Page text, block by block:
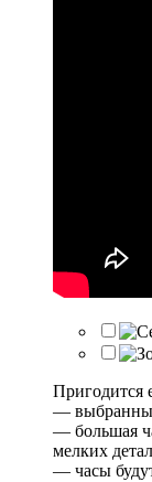
Пригодится
—
— большая
мелких
— часы